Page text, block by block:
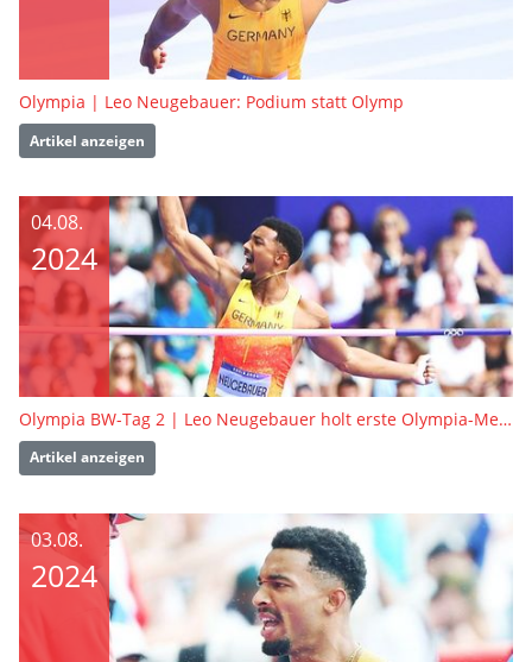
Olympia | Leo Neugebauer: Podium statt Olymp
Artikel anzeigen
04.08.
2024
Olympia BW-Tag 2 | Leo Neugebauer holt erste Olympia-Medaille
Artikel anzeigen
03.08.
2024